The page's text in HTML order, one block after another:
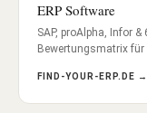
ERP Software
SAP, proAlpha, Infor
Bewertungsmatrix
FIND-YOUR-ERP.DE →